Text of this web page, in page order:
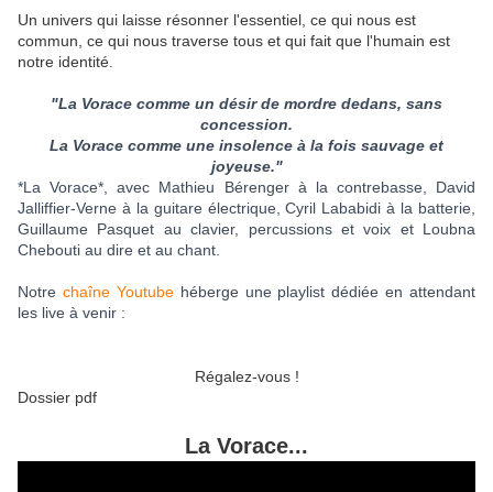
Un univers qui laisse résonner l'essentiel, ce qui nous est
commun, ce qui nous traverse tous et qui fait que l'humain est
notre identité.
"La Vorace comme un désir de mordre dedans, sans
concession.
La Vorace comme une insolence à la fois sauvage et
joyeuse."
*La Vorace*, avec Mathieu Bérenger à la contrebasse, David
Jalliffier-Verne à la guitare électrique, Cyril Lababidi à la batterie,
Guillaume Pasquet au clavier, percussions et voix et Loubna
Chebouti au dire et au chant.
Notre chaîne Youtube hébergeune playlist dédiée en attendant
les live à venir :
Régalez-vous !
Dossier pdf
La Vorace...